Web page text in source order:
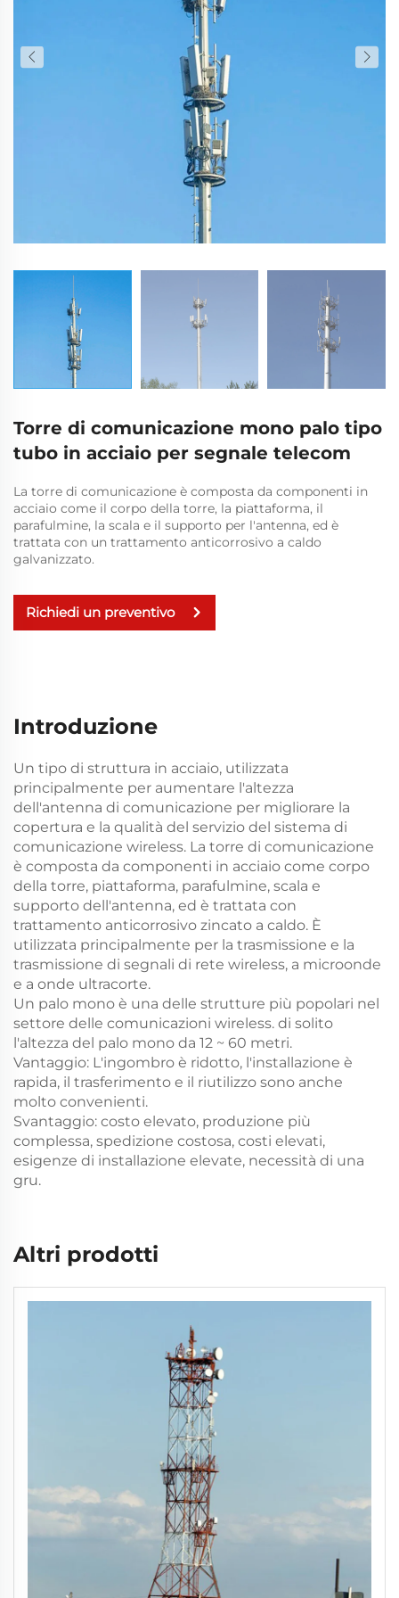
Torre di comunicazione mono palo tipo
tubo in acciaio per segnale telecom
La torre di comunicazione è composta da componenti in
acciaio come il corpo della torre, la piattaforma, il
parafulmine, la scala e il supporto per l'antenna, ed è
trattata con un trattamento anticorrosivo a caldo
galvanizzato.
Richiedi un preventivo
Introduzione
Un tipo di struttura in acciaio, utilizzata
principalmente per aumentare l'altezza
dell'antenna di comunicazione per migliorare la
copertura e la qualità del servizio del sistema di
comunicazione wireless. La torre di comunicazione
è composta da componenti in acciaio come corpo
della torre, piattaforma, parafulmine, scala e
supporto dell'antenna, ed è trattata con
trattamento anticorrosivo zincato a caldo. È
utilizzata principalmente per la trasmissione e la
trasmissione di segnali di rete wireless, a microonde
e a onde ultracorte.
Un palo mono è una delle strutture più popolari nel
settore delle comunicazioni wireless. di solito
l'altezza del palo mono da 12 ~ 60 metri.
Vantaggio: L'ingombro è ridotto, l'installazione è
rapida, il trasferimento e il riutilizzo sono anche
molto convenienti.
Svantaggio: costo elevato, produzione più
complessa, spedizione costosa, costi elevati,
esigenze di installazione elevate, necessità di una
gru.
Altri prodotti